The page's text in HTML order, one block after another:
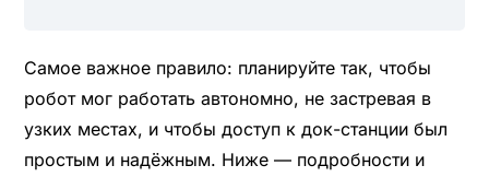
Самое важное правило: планируйте так, чтобы
робот мог работать автономно, не застревая в
узких местах, и чтобы доступ к док-станции был
простым и надёжным. Ниже — подробности и